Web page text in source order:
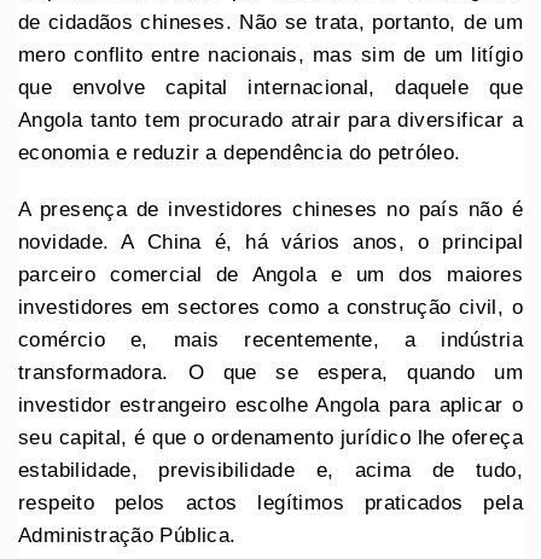
de cidadãos chineses. Não se trata, portanto, de um
mero conflito entre nacionais, mas sim de um litígio
que envolve capital internacional, daquele que
Angola tanto tem procurado atrair para diversificar a
economia e reduzir a dependência do petróleo.
A presença de investidores chineses no país não é
novidade. A China é, há vários anos, o principal
parceiro comercial de Angola e um dos maiores
investidores em sectores como a construção civil, o
comércio e, mais recentemente, a indústria
transformadora. O que se espera, quando um
investidor estrangeiro escolhe Angola para aplicar o
seu capital, é que o ordenamento jurídico lhe ofereça
estabilidade, previsibilidade e, acima de tudo,
respeito pelos actos legítimos praticados pela
Administração Pública.